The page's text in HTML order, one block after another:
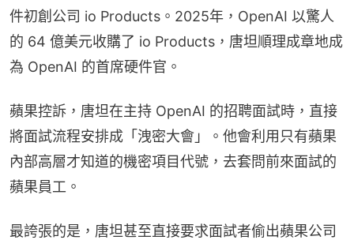
件初創公司 io Products。2025年，OpenAI 以驚人
的 64 億美元收購了 io Products，唐坦順理成章地成
為 OpenAI 的首席硬件官。
蘋果控訴，唐坦在主持 OpenAI 的招聘面試時，直接
將面試流程安排成「洩密大會」。他會利用只有蘋果
內部高層才知道的機密項目代號，去套問前來面試的
蘋果員工。
最誇張的是，唐坦甚至直接要求面試者偷出蘋果公司